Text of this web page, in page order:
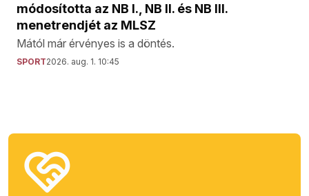
módosította az NB I., NB II. és NB III.
menetrendjét az MLSZ
Mától már érvényes is a döntés.
SPORT2026. aug. 1. 10:45